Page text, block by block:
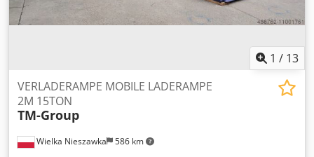
1 / 13
Wielka Nieszawka 586 km
VERLADERAMPE MOBILE LADERAMPE
2M 15TON
TM-Group